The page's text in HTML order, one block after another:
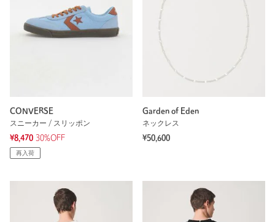
CONVERSE
スニーカー / スリッポン
¥8,470 30%OFF
再入荷
Garden of Eden
ネックレス
¥50,600